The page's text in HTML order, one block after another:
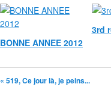
BONNE ANNEE 2012
3rd
« 519, Ce jour là, je peins...